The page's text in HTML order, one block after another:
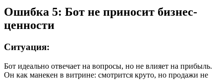
Ошибка 5: Бот не приносит бизнес-
ценности
Ситуация:
Бот идеально отвечает на вопросы, но не влияет на прибыль.
Он как манекен в витрине: смотрится круто, но продажи не